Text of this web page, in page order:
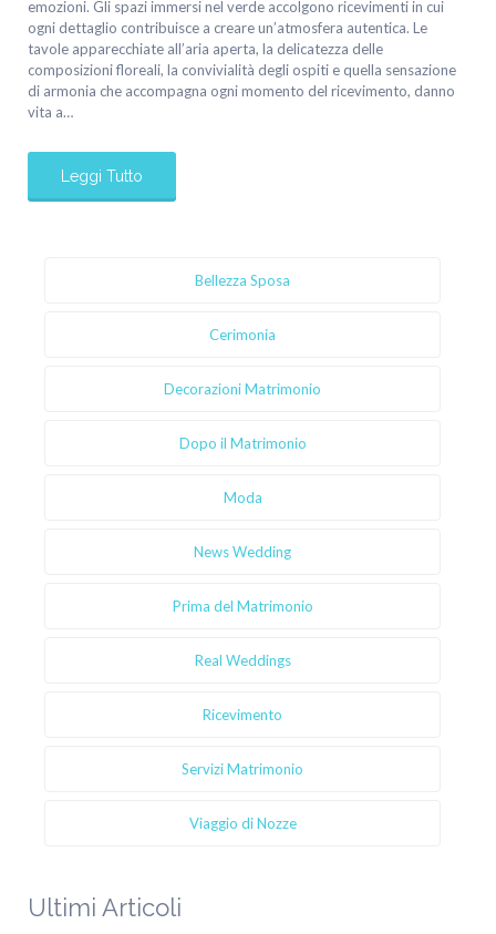
emozioni. Gli spazi immersi nel verde accolgono ricevimenti in cui
ogni dettaglio contribuisce a creare un’atmosfera autentica. Le
tavole apparecchiate all’aria aperta, la delicatezza delle
composizioni floreali, la convivialità degli ospiti e quella sensazione
di armonia che accompagna ogni momento del ricevimento, danno
vita a…
Leggi Tutto
Bellezza Sposa
Cerimonia
Decorazioni Matrimonio
Dopo il Matrimonio
Moda
News Wedding
Prima del Matrimonio
Real Weddings
Ricevimento
Servizi Matrimonio
Viaggio di Nozze
Ultimi Articoli